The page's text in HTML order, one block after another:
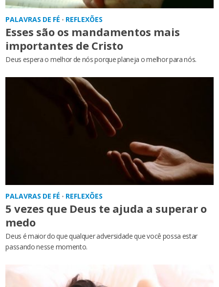
PALAVRAS DE FÉ • REFLEXÕES
Esses são os mandamentos mais
importantes de Cristo
Deus espera o melhor de nós porque planeja o melhor para nós.
PALAVRAS DE FÉ • REFLEXÕES
5 vezes que Deus te ajuda a superar o
medo
Deus é maior do que qualquer adversidade que você possa estar
passando nesse momento.